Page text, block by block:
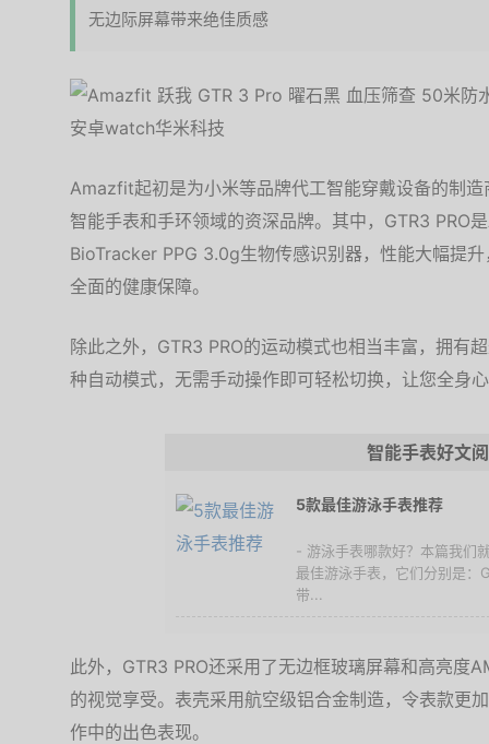
无边际屏幕带来绝佳质感
Amazfit起初是为小米等品牌代工智能穿戴设备的制
智能手表和手环领域的资深品牌。其中，GTR3 PRO
BioTracker PPG 3.0g生物传感识别器，性能大幅提
全面的健康保障。
除此之外，GTR3 PRO的运动模式也相当丰富，拥有
种自动模式，无需手动操作即可轻松切换，让您全身
智能手表好文
5款最佳游泳手表推荐
- 游泳手表哪款好？本篇我们
最佳游泳手表，它们分别是
带...
此外，GTR3 PRO还采用了无边框玻璃屏幕和高亮度
的视觉享受。表壳采用航空级铝合金制造，令表款更
作中的出色表现。